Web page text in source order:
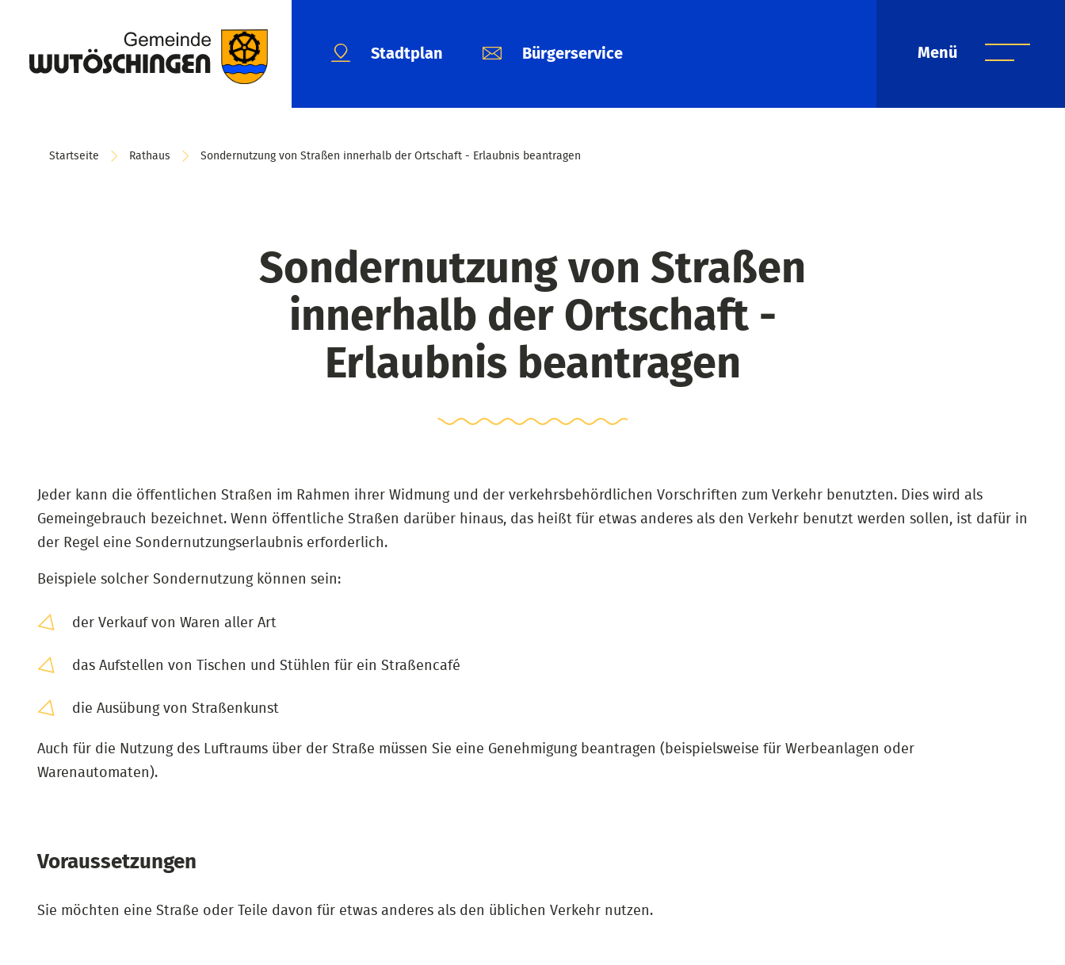
Stadtplan Bürgerservice Menü
Startseite Rathaus Sondernutzung von Straßen innerhalb der Ortschaft - Erlaubnis beantragen
Sondernutzung von Straßen
innerhalb der Ortschaft -
Erlaubnis beantragen
Jeder kann die öffentlichen Straßen im Rahmen ihrer Widmung und der verkehrsbehördlichen Vorschriften zum Verkehr benutzten. Dies wird als
Gemeingebrauch bezeichnet. Wenn öffentliche Straßen darüber hinaus, das heißt für etwas anderes als den Verkehr benutzt werden sollen, ist dafür in
der Regel eine Sondernutzungserlaubnis erforderlich.
Beispiele solcher Sondernutzung können sein:
der Verkauf von Waren aller Art
das Aufstellen von Tischen und Stühlen für ein Straßencafé
die Ausübung von Straßenkunst
Auch für die Nutzung des Luftraums über der Straße müssen Sie eine Genehmigung beantragen (beispielsweise für Werbeanlagen oder
Warenautomaten).
Voraussetzungen
Sie möchten eine Straße oder Teile davon für etwas anderes als den üblichen Verkehr nutzen.